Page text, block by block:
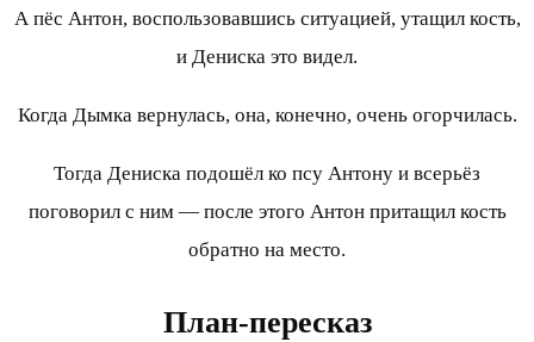
А пёс Антон, воспользовавшись ситуацией, утащил кость,
и Дениска это видел.
Когда Дымка вернулась, она, конечно, очень огорчилась.
Тогда Дениска подошёл ко псу Антону и всерьёз
поговорил с ним — после этого Антон притащил кость
обратно на место.
План-пересказ